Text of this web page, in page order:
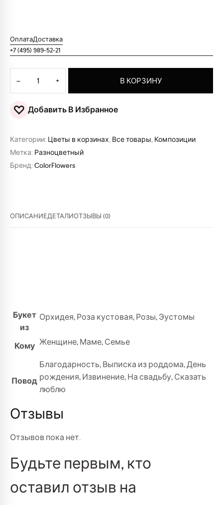
ОплатаДоставка
+7 (495) 989-52-21
− + В КОРЗИНУ
♡ Добавить В Избранное
Категории: Цветы в корзинах, Все товары, Композиции
Метка: Разноцветный
Бренд: ColorFlowers
ОПИСАНИЕДЕТАЛИОТЗЫВЫ (0)
Букет
из
Орхидея,Роза кустовая,Розы,Эустомы
Кому Женщине,Маме,Семье
Повод
Благодарность,Выписка из роддома,День
рождения,Извинение,На свадьбу,Сказать
люблю
Отзывы
Отзывов пока нет.
Будьте первым, кто
оставил отзыв на